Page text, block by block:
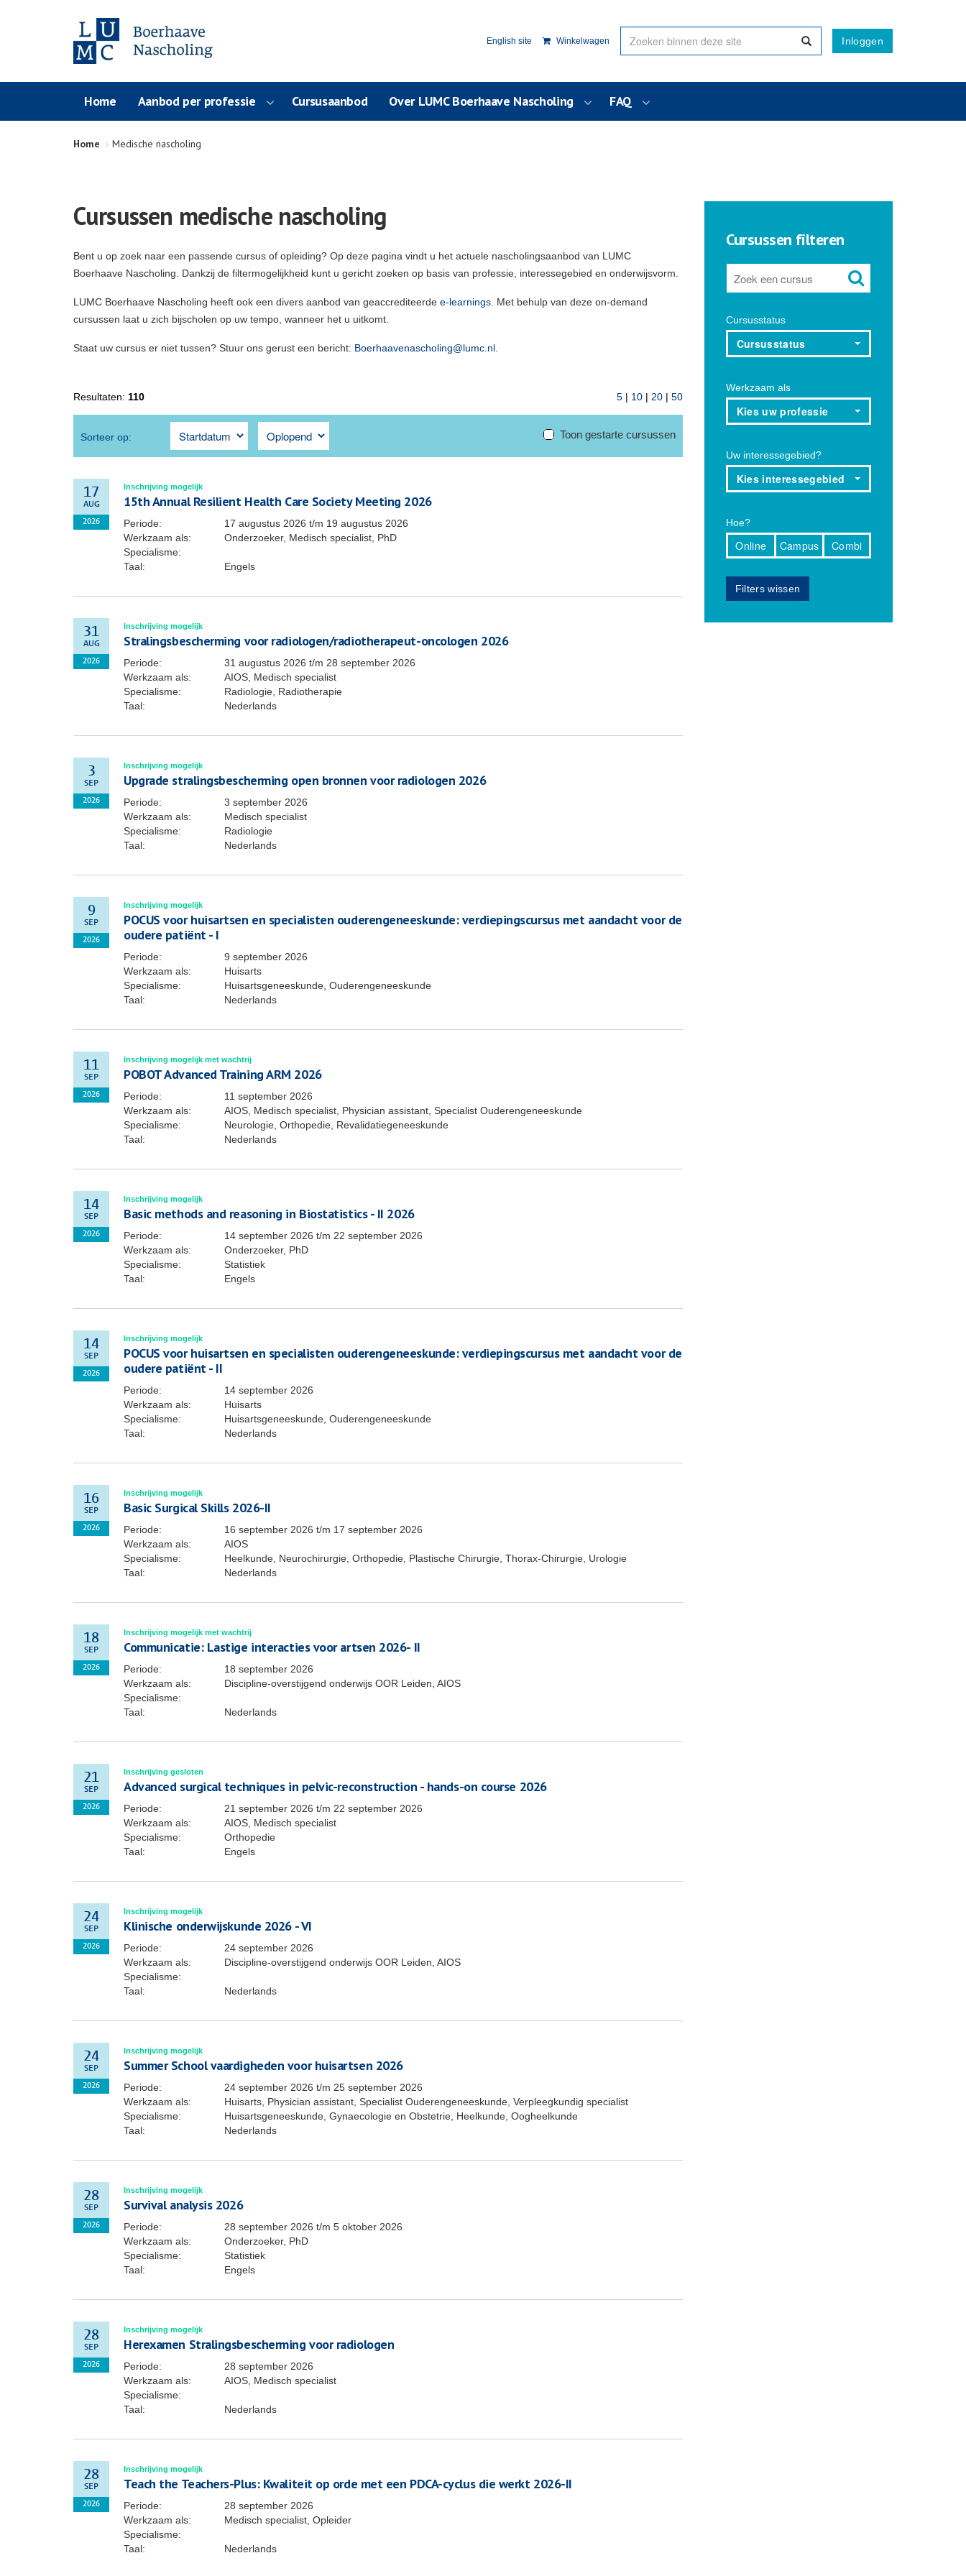
Inloggen
English site Winkelwagen
Home Aanbod per professie Cursusaanbod Over LUMC Boerhaave Nascholing FAQ
Home Medische nascholing
Cursussen medische nascholing
Bent u op zoek naar een passende cursus of opleiding? Op deze pagina vindt u het actuele nascholingsaanbod van LUMC
Boerhaave Nascholing. Dankzij de filtermogelijkheid kunt u gericht zoeken op basis van professie, interessegebied en onderwijsvorm.
LUMC Boerhaave Nascholing heeft ook een divers aanbod van geaccrediteerde e-learnings . Met behulp van deze on-demand
cursussen laat u zich bijscholen op uw tempo, wanneer het u uitkomt.
Staat uw cursus er niet tussen? Stuur ons gerust een bericht: Boerhaavenascholing@lumc.nl
Resultaten: 110 5| 10| 20| 50
Sorteer op: Toon gestarte cursussen
17
AUG
2026
Inschrijving mogelijk
15th Annual Resilient Health Care Society Meeting 2026
Periode: 17 augustus 2026 t/m 19 augustus 2026
Werkzaam als:
Onderzoeker, Medisch specialist, PhD
Specialisme:
Taal:
Engels
31
AUG
2026
Inschrijving mogelijk
Stralingsbescherming voor radiologen/radiotherapeut-oncologen 2026
Periode: 31 augustus 2026 t/m 28 september 2026
Werkzaam als:
AIOS, Medisch specialist
Specialisme:
Radiologie, Radiotherapie
Taal:
Nederlands
3
SEP
2026
Inschrijving mogelijk
Upgrade stralingsbescherming open bronnen voor radiologen 2026
Periode:
3 september 2026
Werkzaam als:
Medisch specialist
Specialisme:
Radiologie
Taal:
Nederlands
9
SEP
2026
Inschrijving mogelijk
POCUS voor huisartsen en specialisten ouderengeneeskunde: verdiepingscursus met aandacht voor de
oudere patiënt - I
Periode:
9 september 2026
Werkzaam als:
Huisarts
Specialisme:
Huisartsgeneeskunde, Ouderengeneeskunde
Taal:
Nederlands
11
SEP
2026
Inschrijving mogelijk met wachtrij
POBOT Advanced Training ARM 2026
Periode:
11 september 2026
Werkzaam als:
AIOS, Medisch specialist, Physician assistant, Specialist Ouderengeneeskunde
Specialisme:
Neurologie, Orthopedie, Revalidatiegeneeskunde
Taal:
Nederlands
14
SEP
2026
Inschrijving mogelijk
Basic methods and reasoning in Biostatistics - II 2026
Periode: 14 september 2026 t/m 22 september 2026
Werkzaam als:
Onderzoeker, PhD
Specialisme:
Statistiek
Taal:
Engels
14
SEP
2026
Inschrijving mogelijk
POCUS voor huisartsen en specialisten ouderengeneeskunde: verdiepingscursus met aandacht voor de
oudere patiënt - II
Periode:
14 september 2026
Werkzaam als:
Huisarts
Specialisme:
Huisartsgeneeskunde, Ouderengeneeskunde
Taal:
Nederlands
16
SEP
2026
Inschrijving mogelijk
Basic Surgical Skills 2026-II
Periode: 16 september 2026 t/m 17 september 2026
Werkzaam als:
AIOS
Specialisme:
Heelkunde, Neurochirurgie, Orthopedie, Plastische Chirurgie, Thorax-Chirurgie, Urologie
Taal:
Nederlands
18
SEP
2026
Inschrijving mogelijk met wachtrij
Communicatie: Lastige interacties voor artsen 2026- II
Periode:
18 september 2026
Werkzaam als:
Discipline-overstijgend onderwijs OOR Leiden, AIOS
Specialisme:
Taal:
Nederlands
21
SEP
2026
Inschrijving gesloten
Advanced surgical techniques in pelvic-reconstruction - hands-on course 2026
Periode: 21 september 2026 t/m 22 september 2026
Werkzaam als:
AIOS, Medisch specialist
Specialisme:
Orthopedie
Taal:
Engels
24
SEP
2026
Inschrijving mogelijk
Klinische onderwijskunde 2026 - VI
Periode:
24 september 2026
Werkzaam als:
Discipline-overstijgend onderwijs OOR Leiden, AIOS
Specialisme:
Taal:
Nederlands
24
SEP
2026
Inschrijving mogelijk
Summer School vaardigheden voor huisartsen 2026
Periode: 24 september 2026 t/m 25 september 2026
Werkzaam als:
Huisarts, Physician assistant, Specialist Ouderengeneeskunde, Verpleegkundig specialist
Specialisme:
Huisartsgeneeskunde, Gynaecologie en Obstetrie, Heelkunde, Oogheelkunde
Taal:
Nederlands
28
SEP
2026
Inschrijving mogelijk
Survival analysis 2026
Periode: 28 september 2026 t/m 5 oktober 2026
Werkzaam als:
Onderzoeker, PhD
Specialisme:
Statistiek
Taal:
Engels
28
SEP
2026
Inschrijving mogelijk
Herexamen Stralingsbescherming voor radiologen
Periode:
28 september 2026
Werkzaam als:
AIOS, Medisch specialist
Specialisme:
Taal:
Nederlands
28
SEP
2026
Inschrijving mogelijk
Teach the Teachers-Plus: Kwaliteit op orde met een PDCA-cyclus die werkt 2026-II
Periode:
28 september 2026
Werkzaam als:
Medisch specialist, Opleider
Specialisme:
Taal:
Nederlands
Cursussen filteren
Cursusstatus
Cursusstatus
Werkzaam als
Kies uw professie
Uw interessegebied?
Kies interessegebied
Hoe?
Online Campus Combi
Filters wissen